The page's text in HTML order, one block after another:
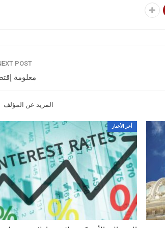
POST
معلومة
المزيد عن المؤلف
أخر الأخبار